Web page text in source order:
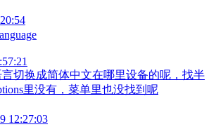
切换成简体中文在哪里设备的呢，找半
里没有，菜单里也没找到呢
12:27:03